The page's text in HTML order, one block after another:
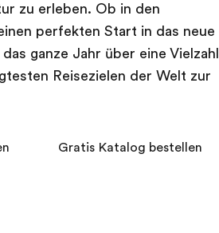
zu erleben. Ob in den
perfekten Start in das neue
ganze Jahr über eine Vielzahl
Reisezielen der Welt zur
Gratis Katalog bestellen